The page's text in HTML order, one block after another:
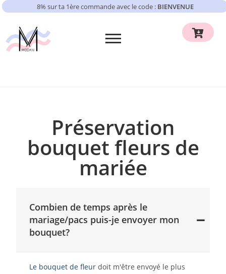
8% sur ta 1ère commande avec le code : BIENVENUE
Préservation
bouquet fleurs de
mariée
Combien de temps après le
mariage/pacs puis-je envoyer mon
bouquet?
Le bouquet de fleur doit m'être envoyé le plus